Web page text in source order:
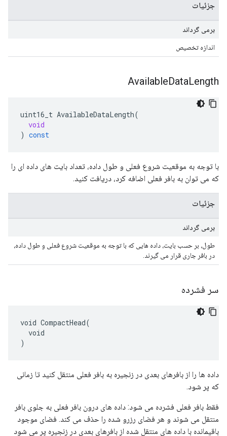
جزئیات
برمی گرداند
اندازه تخصیص
AvailableDataLength
uint16_t AvailableDataLength(
void
) const
با توجه به موقعیت شروع فعلی و طول داده، تعداد بایت های داده ای را
که می توان به بافر فعلی اضافه کرد، دریافت کنید.
جزئیات
برمی گرداند
طول، بر حسب بایت، داده هایی که با توجه به موقعیت شروع فعلی و طول داده،
در بافر جاری قرار می گیرند.
سر فشرده
void CompactHead(
  void
)
داده ها را از بافرهای بعدی در زنجیره به بافر فعلی منتقل کنید تا زمانی
که پر شود.
فقط بافر فعلی فشرده می شود: داده های درون بافر فعلی به جلوی بافر
منتقل می شوند و هر فضای رزرو شده را حذف می کند. فضای موجود
باقیمانده با داده های منتقل شده از بافرهای بعدی در زنجیره پر می شود